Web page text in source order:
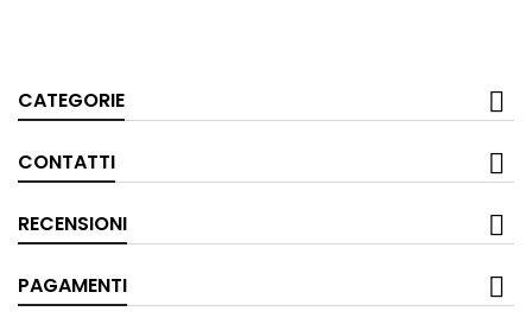
CATEGORIE
CONTATTI
RECENSIONI
PAGAMENTI